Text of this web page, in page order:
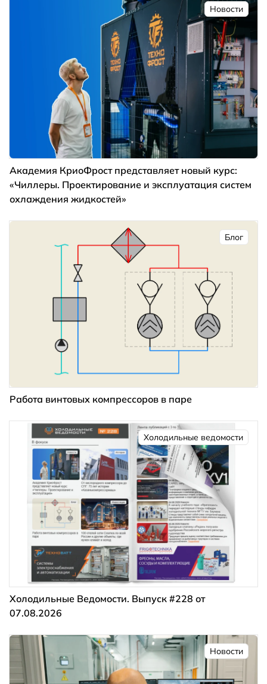
Новости
Академия КриоФрост представляет новый курс:
«Чиллеры. Проектирование и эксплуатация систем
охлаждения жидкостей»
Блог
Работа винтовых компрессоров в паре
Холодильные ведомости
Холодильные Ведомости. Выпуск #228 от
07.08.2026
Новости